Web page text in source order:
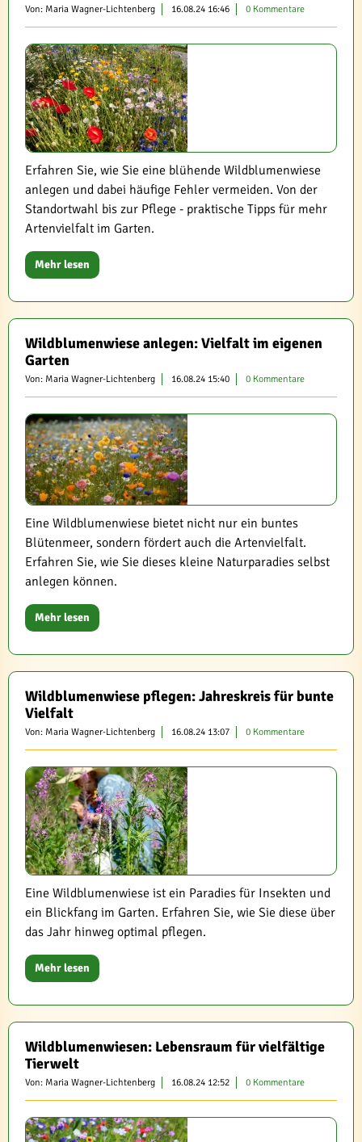
Von: Maria Wagner-Lichtenberg 16.08.24 16:46 0 Kommentare
Erfahren Sie, wie Sie eine blühende Wildblumenwiese
anlegen und dabei häufige Fehler vermeiden. Von der
Standortwahl bis zur Pflege - praktische Tipps für mehr
Artenvielfalt im Garten.
Mehr lesen
Wildblumenwiese anlegen: Vielfalt im eigenen
Garten
Von: Maria Wagner-Lichtenberg 16.08.24 15:40 0 Kommentare
Eine Wildblumenwiese bietet nicht nur ein buntes
Blütenmeer, sondern fördert auch die Artenvielfalt.
Erfahren Sie, wie Sie dieses kleine Naturparadies selbst
anlegen können.
Mehr lesen
Wildblumenwiese pflegen: Jahreskreis für bunte
Vielfalt
Von: Maria Wagner-Lichtenberg 16.08.24 13:07 0 Kommentare
Eine Wildblumenwiese ist ein Paradies für Insekten und
ein Blickfang im Garten. Erfahren Sie, wie Sie diese über
das Jahr hinweg optimal pflegen.
Mehr lesen
Wildblumenwiesen: Lebensraum für vielfältige
Tierwelt
Von: Maria Wagner-Lichtenberg 16.08.24 12:52 0 Kommentare